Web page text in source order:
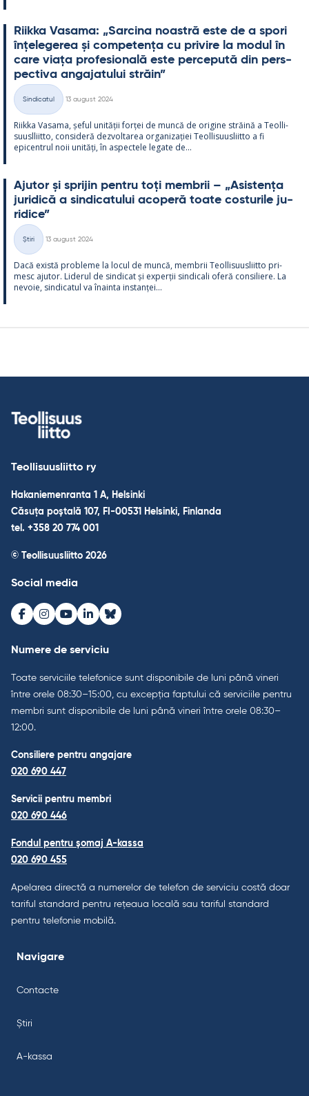
Riikka Va­sama: „Sarcina noa­stră este de a spori
înțe­le­ge­rea și com­pe­tența cu pri­vire la mo­dul în
care viața pro­fe­sio­nală este perce­pută din pers­
pec­tiva an­ga­ja­tu­lui străin”
Categorii
Sindicatul
13 august 2024
Riikka Va­sama, șe­ful unității forței de muncă de ori­gine străină a Teol­li­
suusl­liitto, con­si­deră dez­vol­ta­rea or­ga­nizației Teol­li­suus­liitto a fi
epicent­rul noii unități, în as­pec­tele le­gate de...
Aju­tor și spri­jin pentru toți mem­brii – „Asis­tența
ju­ri­dică a sin­dica­tu­lui aco­peră toate cos­tu­rile ju­
ri­dice”
Categorii
Știri
13 august 2024
Dacă există probleme la locul de muncă, mem­brii Teol­li­suus­liitto pri­
mesc aju­tor. Li­de­rul de sin­dicat și ex­perții sin­dicali oferă con­si­liere. La
ne­voie, sin­dica­tul va înainta ins­tanței...
Teollisuusliitto ry
Hakaniemenranta 1 A, Helsinki
Căsuța poștală 107, FI-00531 Helsinki, Finlanda
tel. +358 20 774 001
© Teollisuusliitto 2026
Social media
Facebook
Instagram
Youtube
LinkedInBluesky
Numere de serviciu
Toate serviciile telefonice sunt disponibile de luni până vineri
între orele 08:30–15:00, cu excepția faptului că serviciile pentru
membri sunt disponibile de luni până vineri între orele 08:30–
12:00.
Consiliere pentru angajare
020 690 447
Servicii pentru membri
020 690 446
Fondul pentru șomaj A-kassa
020 690 455
Apelarea directă a numerelor de telefon de serviciu costă doar
tariful standard pentru rețeaua locală sau tariful standard
pentru telefonie mobilă.
Navigare
Contacte
Știri
A-kassa